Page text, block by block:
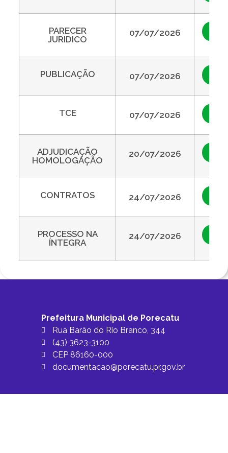
PARECER
JURIDICO
07/07/2026
PUBLICAÇÃO 07/07/2026
TCE 07/07/2026
ADJUDICAÇÃO
HOMOLOGAÇÃO
20/07/2026
CONTRATOS 24/07/2026
PROCESSO NA
ÍNTEGRA
24/07/2026
Prefeitura Municipal de Porecatu
Rua Barão do Rio Branco, 344
(43) 3623-3100
CEP 86160-000
documentacao@porecatu.pr.gov.br